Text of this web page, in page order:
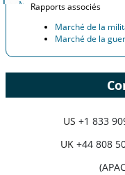
Rapports associés
Marché de la
Marché de la
US +1 833
UK +44 808